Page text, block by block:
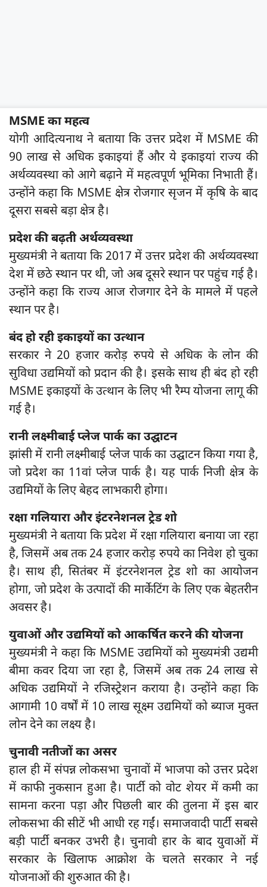
MSME का महत्व
योगी आदित्यनाथ ने बताया कि उत्तर प्रदेश में MSME की
90 लाख से अधिक इकाइयां हैं और ये इकाइयां राज्य की
अर्थव्यवस्था को आगे बढ़ाने में महत्वपूर्ण भूमिका निभाती हैं।
उन्होंने कहा कि MSME क्षेत्र रोजगार सृजन में कृषि के बाद
दूसरा सबसे बड़ा क्षेत्र है।
प्रदेश की बढ़ती अर्थव्यवस्था
मुख्यमंत्री ने बताया कि 2017 में उत्तर प्रदेश की अर्थव्यवस्था
देश में छठे स्थान पर थी, जो अब दूसरे स्थान पर पहुंच गई है।
उन्होंने कहा कि राज्य आज रोजगार देने के मामले में पहले
स्थान पर है।
बंद हो रही इकाइयों का उत्थान
सरकार ने 20 हजार करोड़ रुपये से अधिक के लोन की
सुविधा उद्यमियों को प्रदान की है। इसके साथ ही बंद हो रही
MSME इकाइयों के उत्थान के लिए भी रैम्प योजना लागू की
गई है।
रानी लक्ष्मीबाई प्लेज पार्क का उद्घाटन
झांसी में रानी लक्ष्मीबाई प्लेज पार्क का उद्घाटन किया गया है,
जो प्रदेश का 11वां प्लेज पार्क है। यह पार्क निजी क्षेत्र के
उद्यमियों के लिए बेहद लाभकारी होगा।
रक्षा गलियारा और इंटरनेशनल ट्रेड शो
मुख्यमंत्री ने बताया कि प्रदेश में रक्षा गलियारा बनाया जा रहा
है, जिसमें अब तक 24 हजार करोड़ रुपये का निवेश हो चुका
है। साथ ही, सितंबर में इंटरनेशनल ट्रेड शो का आयोजन
होगा, जो प्रदेश के उत्पादों की मार्केटिंग के लिए एक बेहतरीन
अवसर है।
युवाओं और उद्यमियों को आकर्षित करने की योजना
मुख्यमंत्री ने कहा कि MSME उद्यमियों को मुख्यमंत्री उद्यमी
बीमा कवर दिया जा रहा है, जिसमें अब तक 24 लाख से
अधिक उद्यमियों ने रजिस्ट्रेशन कराया है। उन्होंने कहा कि
आगामी 10 वर्षों में 10 लाख सूक्ष्म उद्यमियों को ब्याज मुक्त
लोन देने का लक्ष्य है।
चुनावी नतीजों का असर
हाल ही में संपन्न लोकसभा चुनावों में भाजपा को उत्तर प्रदेश
में काफी नुकसान हुआ है। पार्टी को वोट शेयर में कमी का
सामना करना पड़ा और पिछली बार की तुलना में इस बार
लोकसभा की सीटें भी आधी रह गईं। समाजवादी पार्टी सबसे
बड़ी पार्टी बनकर उभरी है। चुनावी हार के बाद युवाओं में
सरकार के खिलाफ आक्रोश के चलते सरकार ने नई
योजनाओं की शुरुआत की है।